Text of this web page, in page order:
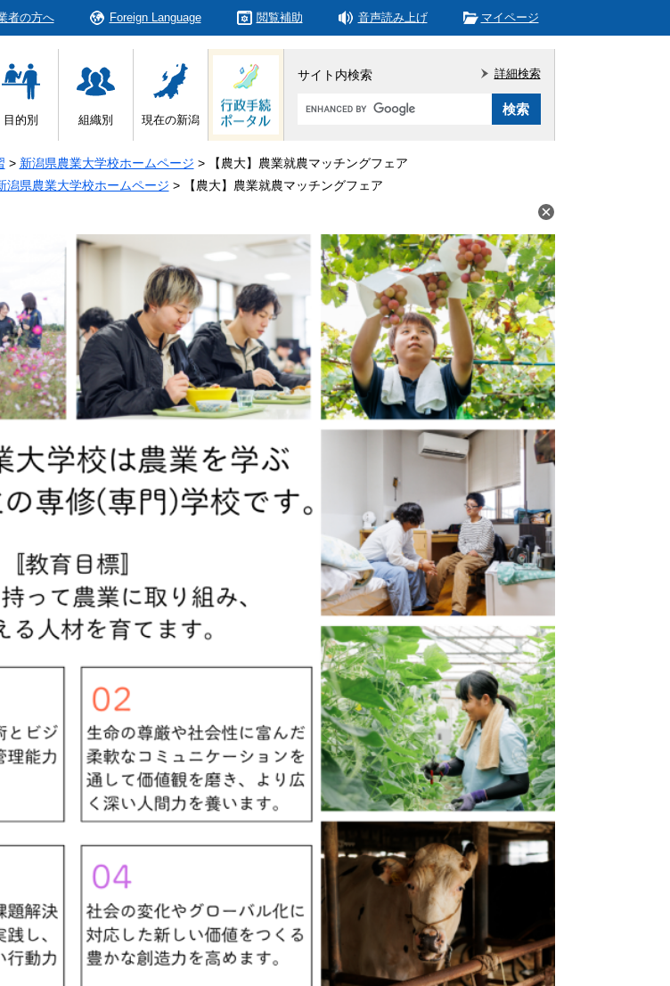
者の方へ Foreign Language 閲覧補助 音声読み上げ マイページ
目的別 組織別 現在の新潟
サイト内検索
Google
タ
ム
検
詳細検索
> 新潟県農業大学校ホームページ >
【農大】農業就農マッチングフェア
潟県農業大学校ホームページ >
【農大】農業就農マッチングフェア